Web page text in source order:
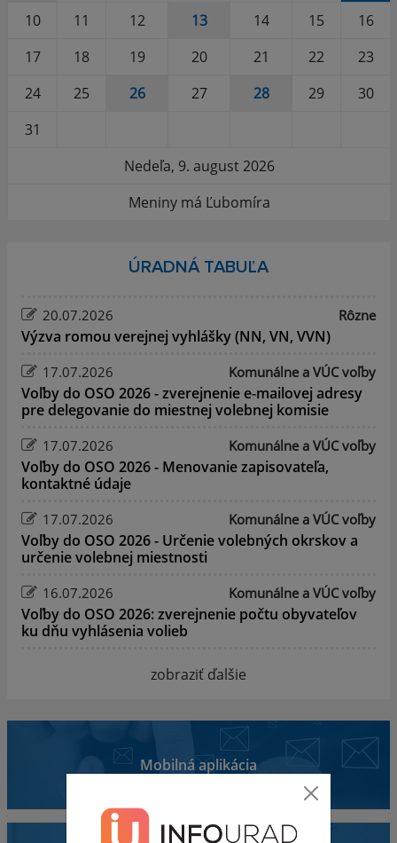
10
11 12 13 14 15
16
17
18 19 20 21 22
23
24
25 26 27 28 29
30
31
Nedeľa, 9. august 2026
Meniny má Ľubomíra
ÚRADNÁ TABUĽA
20.07.2026 Rôzne
Výzva romou verejnej vyhlášky (NN, VN, VVN)
17.07.2026 Komunálne a VÚC voľby
Voľby do OSO 2026 - zverejnenie e-mailovej adresy
pre delegovanie do miestnej volebnej komisie
17.07.2026 Komunálne a VÚC voľby
Voľby do OSO 2026 - Menovanie zapisovateľa,
kontaktné údaje
17.07.2026 Komunálne a VÚC voľby
Voľby do OSO 2026 - Určenie volebných okrskov a
určenie volebnej miestnosti
16.07.2026 Komunálne a VÚC voľby
Voľby do OSO 2026: zverejnenie počtu obyvateľov
ku dňu vyhlásenia volieb
zobraziť ďalšie
Mobilná aplikácia